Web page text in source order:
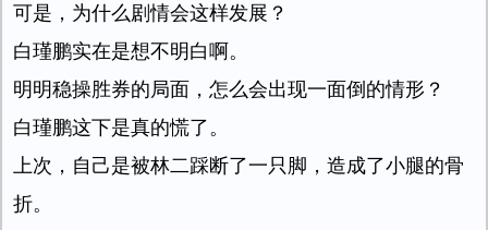
可是，为什么剧情会这样发展？
白瑾鹏实在是想不明白啊。
明明稳操胜券的局面，怎么会出现一面倒的情形？
白瑾鹏这下是真的慌了。
上次，自己是被林二踩断了一只脚，造成了小腿的骨
折。